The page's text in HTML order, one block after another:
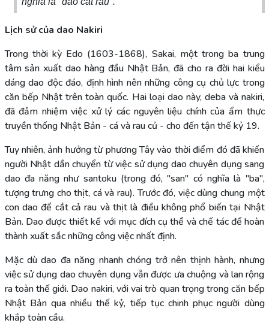
Lịch sử của dao Nakiri
Trong thời kỳ Edo (1603-1868), Sakai, một trong ba trung
tâm sản xuất dao hàng đầu Nhật Bản, đã cho ra đời hai kiểu
dáng dao độc đáo, định hình nên những công cụ chủ lực trong
căn bếp Nhật trên toàn quốc. Hai loại dao này, deba và nakiri,
đã đảm nhiệm việc xử lý các nguyên liệu chính của ẩm thực
truyền thống Nhật Bản - cá và rau củ - cho đến tận thế kỷ 19.
Tuy nhiên, ảnh hưởng từ phương Tây vào thời điểm đó đã khiến
người Nhật dần chuyển từ việc sử dụng dao chuyên dụng sang
dao đa năng như santoku (trong đó, "san" có nghĩa là "ba",
tượng trưng cho thịt, cá và rau). Trước đó, việc dùng chung một
con dao để cắt cả rau và thịt là điều không phổ biến tại Nhật
Bản. Dao được thiết kế với mục đích cụ thể và chế tác để hoàn
thành xuất sắc những công việc nhất định.
Mặc dù dao đa năng nhanh chóng trở nên thịnh hành, nhưng
việc sử dụng dao chuyên dụng vẫn được ưa chuộng và lan rộng
ra toàn thế giới. Dao nakiri, với vai trò quan trọng trong căn bếp
Nhật Bản qua nhiều thế kỷ, tiếp tục chinh phục người dùng
khắp toàn cầu.